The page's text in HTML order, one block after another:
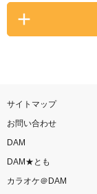
サイトマップ
お問い合わせ
DAM
DAM★とも
カラオケ＠DAM